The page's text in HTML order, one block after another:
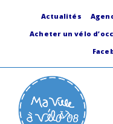
Actualités
Acheter un vélo